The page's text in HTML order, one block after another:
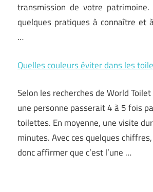
transmission de votre
quelques pratiques à connaître et
…
Quelles couleurs éviter dans les
Selon les recherches de World
une personne passerait 4 à 5 fois
toilettes. En moyenne, une visite
minutes. Avec ces quelques
donc affirmer que c’est l’une …